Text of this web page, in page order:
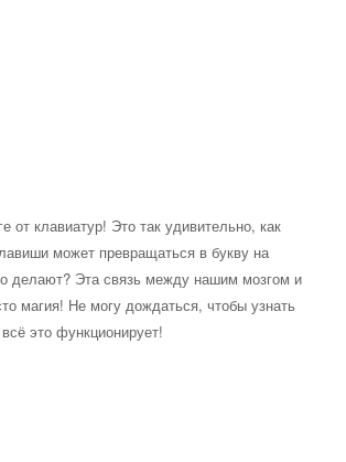
от клавиатур! Это так удивительно, как
может превращаться в букву на
делают? Эта связь между нашим мозгом и
магия! Не могу дождаться, чтобы узнать
это функционирует!